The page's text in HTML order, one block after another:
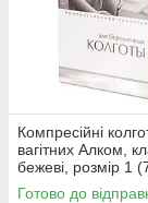
Компресійні
вагітних Алком,
бежеві, розмір 1
Готово до